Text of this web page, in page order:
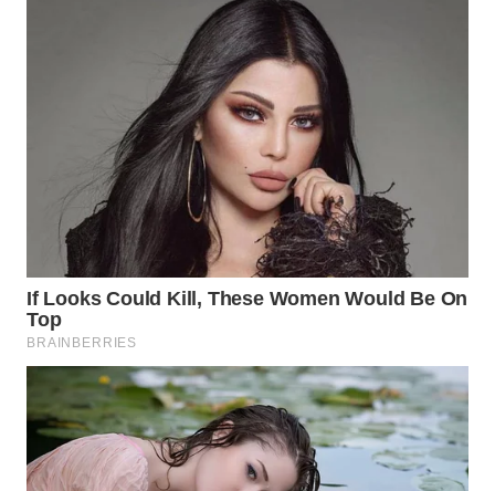
BEKASI
WN
BOGOR
WN
DEPOK
WN
TAPANULI
UTARA